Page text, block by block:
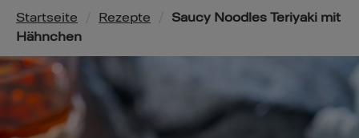
Pfadnavigation
Startseite Rezepte
Saucy Noodles Teriyaki mit
Hähnchen